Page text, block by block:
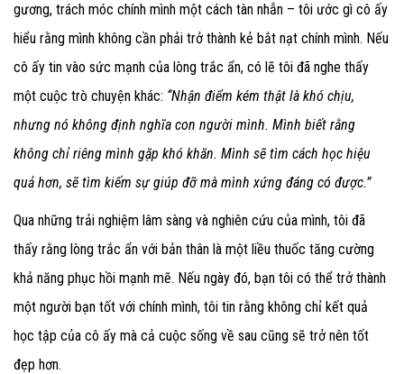
gương, trách móc chính mình một cách tàn nhẫn – tôi ước gì cô ấy
hiểu rằng mình không cần phải trở thành kẻ bắt nạt chính mình. Nếu
cô ấy tin vào sức mạnh của lòng trắc ẩn, có lẽ tôi đã nghe thấy
một cuộc trò chuyện khác: “Nhận điểm kém thật là khó chịu,
nhưng nó không định nghĩa con người mình. Mình biết rằng
không chỉ riêng mình gặp khó khăn. Mình sẽ tìm cách học hiệu
quả hơn, sẽ tìm kiếm sự giúp đỡ mà mình xứng đáng có được.”
Qua những trải nghiệm lâm sàng và nghiên cứu của mình, tôi đã
thấy rằng lòng trắc ẩn với bản thân là một liều thuốc tăng cường
khả năng phục hồi mạnh mẽ. Nếu ngày đó, bạn tôi có thể trở thành
một người bạn tốt với chính mình, tôi tin rằng không chỉ kết quả
học tập của cô ấy mà cả cuộc sống về sau cũng sẽ trở nên tốt
đẹp hơn.